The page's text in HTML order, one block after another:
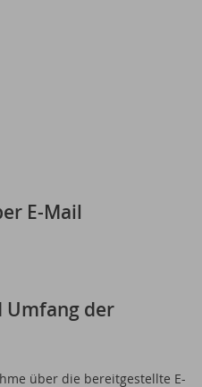
E-Mail
Umfang der
über die bereitgestellte E-